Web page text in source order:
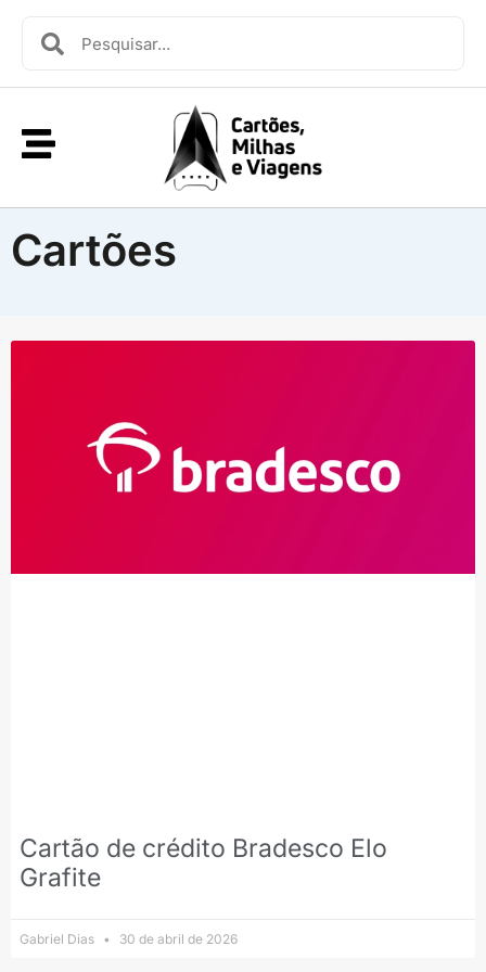
Cartões
Cartão de crédito Bradesco Elo
Grafite
Gabriel Dias 30 de abril de 2026